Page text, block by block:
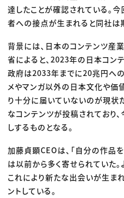
達したことが確認されている。
者への接点が生まれると同社は
背景には、日本のコンテンツ産
省によると、2023年の日本コン
政府は2033年までに20兆円への
メやマンガ以外の日本文化や価
り十分に届いていないのが現
なコンテンツが投稿されており
しするものとなる。
加藤貞顕CEOは、「自分の作品
は以前から多く寄せられていた。
これにより新たな出会いが生ま
ントしている。